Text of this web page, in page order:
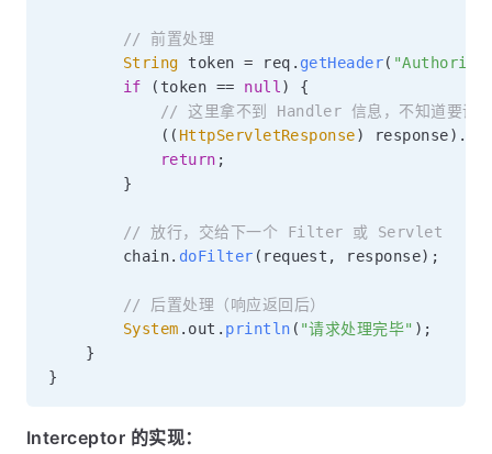
// 前置处理
String token = req . getHeader(
if
( token == null )
{
// 这里拿不到 Handler 信息，不知道要
( ( HttpServletResponse) response) .
return ;
}
// 放行，交给下一个 Filter 或 Servlet
        chain
. doFilter ( request , response) ;
// 后置处理（响应返回后）
System . out . println ( "请求处理完毕" ) ;
}
}
Interceptor 的实现：